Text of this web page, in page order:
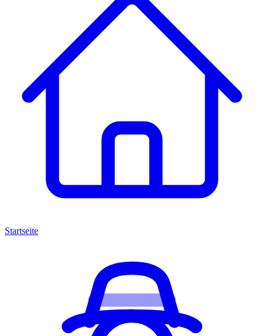
Startseite